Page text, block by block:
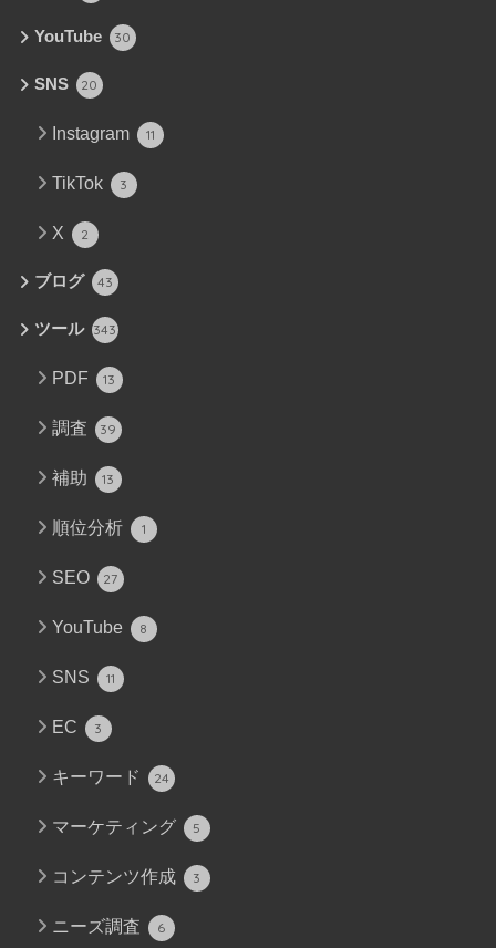
YouTube 30
SNS 20
Instagram 11
TikTok 3
X 2
ブログ 43
ツール 343
PDF 13
調査 39
補助 13
順位分析 1
SEO 27
YouTube 8
SNS 11
EC 3
キーワード 24
マーケティング 5
コンテンツ作成 3
ニーズ調査 6